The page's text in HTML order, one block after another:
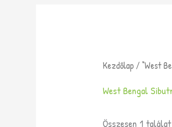
Kezdőlap / “West
West Bengal
Összesen 1 találat